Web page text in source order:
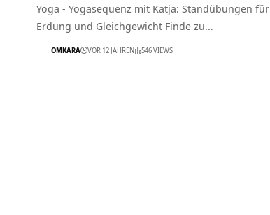
Yoga - Yogasequenz mit Katja: Standübungen für
Erdung und Gleichgewicht Finde zu…
OMKARA VOR 12 JAHREN 546 VIEWS